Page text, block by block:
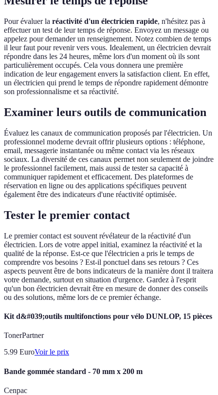
Pour évaluer la réactivité d'un électricien rapide, n'hésitez pas à
effectuer un test de leur temps de réponse. Envoyez un message ou
appelez pour demander un renseignement. Notez combien de temps
il leur faut pour revenir vers vous. Idealement, un électricien devrait
répondre dans les 24 heures, même lors d'un moment où ils sont
particulièrement occupés. Cela vous donnera une première
indication de leur engagement envers la satisfaction client. En effet,
un électricien qui prend le temps de répondre rapidement démontre
son professionnalisme et sa réactivité.
Examiner leurs outils de communication
Évaluez les canaux de communication proposés par l'électricien. Un
professionnel moderne devrait offrir plusieurs options : téléphone,
email, messagerie instantanée ou même contact via les réseaux
sociaux. La diversité de ces canaux permet non seulement de joindre
le professionnel facilement, mais aussi de tester sa capacité à
communiquer rapidement et efficacement. Des plateformes de
réservation en ligne ou des applications spécifiques peuvent
également être des indicateurs d'une réactivité optimisée.
Tester le premier contact
Le premier contact est souvent révélateur de la réactivité d'un
électricien. Lors de votre appel initial, examinez la réactivité et la
qualité de la réponse. Est-ce que l'électricien a pris le temps de
comprendre vos besoins ? Est-il ponctuel dans ses retours ? Ces
aspects peuvent être de bons indicateurs de la manière dont il traitera
votre demande, surtout en situation d'urgence. Gardez à l'esprit
qu'un bon électricien devrait être en mesure de donner des conseils
ou des solutions, même lors de ce premier échange.
Kit d&#039;outils multifonctions pour vélo DUNLOP, 15 pièces
TonerPartner
5.99 EuroVoir le prix
Bande gommée standard - 70 mm x 200 m
Cenpac